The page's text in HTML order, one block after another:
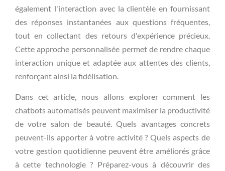
également l'interaction avec la clientèle en fournissant
des réponses instantanées aux questions fréquentes,
tout en collectant des retours d'expérience précieux.
Cette approche personnalisée permet de rendre chaque
interaction unique et adaptée aux attentes des clients,
renforçant ainsi la fidélisation.
Dans cet article, nous allons explorer comment les
chatbots automatisés peuvent maximiser la productivité
de votre salon de beauté. Quels avantages concrets
peuvent-ils apporter à votre activité ? Quels aspects de
votre gestion quotidienne peuvent être améliorés grâce
à cette technologie ? Préparez-vous à découvrir des